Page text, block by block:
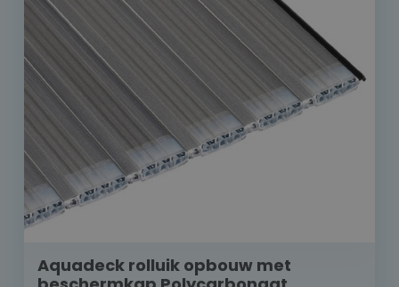
Aquadeck rolluik opbouw met